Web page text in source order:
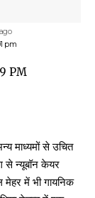
pm
माध्यमों से उचित
से न्यूबॉन केयर
मेहर में भी गायनिक